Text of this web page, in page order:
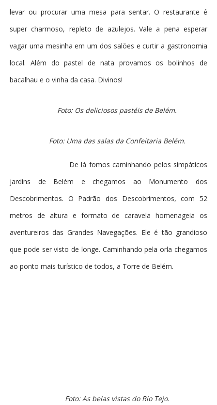
levar ou procurar uma mesa para sentar. O restaurante é
super charmoso, repleto de azulejos. Vale a pena esperar
vagar uma mesinha em um dos salões e curtir a gastronomia
local. Além do pastel de nata provamos os bolinhos de
bacalhau e o vinha da casa. Divinos!
Foto: Os deliciosos pastéis de Belém.
Foto: Uma das salas da Confeitaria Belém.
De lá fomos caminhando pelos simpáticos
jardins de Belém e chegamos ao Monumento dos
Descobrimentos. O Padrão dos Descobrimentos, com 52
metros de altura e formato de caravela homenageia os
aventureiros das Grandes Navegações. Ele é tão grandioso
que pode ser visto de longe. Caminhando pela orla chegamos
ao ponto mais turístico de todos, a Torre de Belém.
Foto: As belas vistas do Rio Tejo.